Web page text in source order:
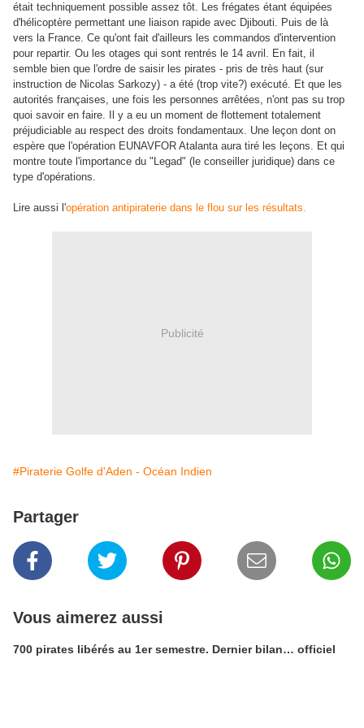
était techniquement possible assez tôt. Les frégates étant équipées
d'hélicoptère permettant une liaison rapide avec Djibouti. Puis de là
vers la France. Ce qu'ont fait d'ailleurs les commandos d'intervention
pour repartir. Ou les otages qui sont rentrés le 14 avril. En fait, il
semble bien que l'ordre de saisir les pirates - pris de très haut (sur
instruction de Nicolas Sarkozy) - a été (trop vite?) exécuté. Et que les
autorités françaises, une fois les personnes arrêtées, n'ont pas su trop
quoi savoir en faire. Il y a eu un moment de flottement totalement
préjudiciable au respect des droits fondamentaux. Une leçon dont on
espère que l'opération EUNAVFOR Atalanta aura tiré les leçons. Et qui
montre toute l'importance du "Legad" (le conseiller juridique) dans ce
type d'opérations.
Lire aussi l'opération antipiraterie dans le flou sur les résultats.
Publicité
#Piraterie Golfe d'Aden - Océan Indien
Partager
Vous aimerez aussi
700 pirates libérés au 1er semestre. Dernier bilan… officiel